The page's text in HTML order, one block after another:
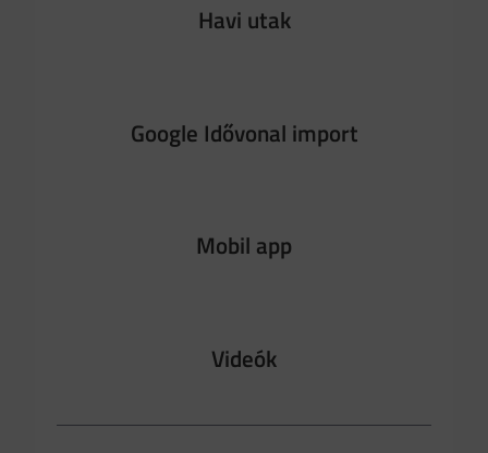
Havi utak
Google Idővonal import
Mobil app
Videók